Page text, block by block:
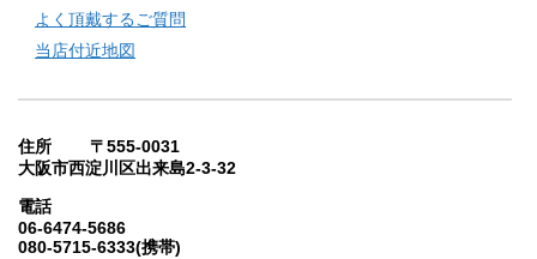
よく頂戴するご質問
当店付近地図
住所 〒555-0031
大阪市西淀川区出来島2-3-32
電話
06-6474-5686
080-5715-6333(携帯)